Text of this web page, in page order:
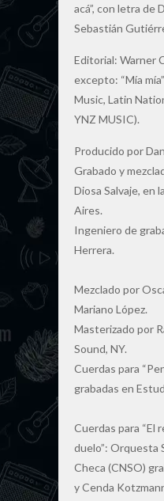
acá”, con letra de
Sebastián
Editorial: Warner
excepto: “Mía
Music, Latin
YNZ MUSIC).
Producido por
Grabado y
Diosa Salvaje, en
Aires.
Ingeniero de
Herrera.
Mezclado por
Mariano López.
Masterizado por
Sound, NY.
Cuerdas para
grabadas en
Cuerdas para “El
duelo”: Orquesta
Checa (CNSO)
y Cenda